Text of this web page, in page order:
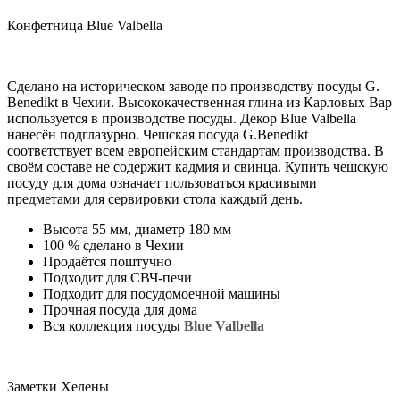
Конфетница Blue Valbella
Сделано на историческом заводе по производству посуды G.
Benedikt в Чехии. Высококачественная глина из Карловых Вар
используется в производстве посуды. Декор Blue Valbella
нанесён подглазурно. Чешская посуда G.Benedikt
соответствует всем европейским стандартам производства. В
своём составе не содержит кадмия и свинца. Купить чешскую
посуду для дома означает пользоваться красивыми
предметами для сервировки стола каждый день.
Высота 55 мм, диаметр 180 мм
100 % сделано в Чехии
Продаётся поштучно
Подходит для СВЧ-печи
Подходит для посудомоечной машины
Прочная посуда для дома
Вся коллекция посуды Blue Valbella
Заметки Хелены